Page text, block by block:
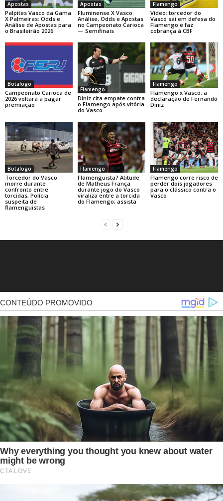
Apostas
Palpites Vasco da Gama
X Palmeiras: Odds e
Análise de Apostas para
o Brasileirão 2026
Apostas
Fluminense X Vasco:
Análise, Odds e Apostas
no Campeonato Carioca
— Semifinais
Flamengo
Vídeo: torcedor do
Vasco sai em defesa do
Flamengo e faz
cobrança à CBF
Botafogo
Campeonato Carioca de
2026 voltará a pagar
premiação
Flamengo
Diniz cita empate contra
o Flamengo após vitória
do Vasco
Flamengo
Flamengo x Vasco: a
declaração de Fernando
Diniz
Botafogo
Torcedor do Vasco
morre durante
confronto entre
torcidas; Polícia
suspeita de
flamenguistas
Flamengo
Flamenguista? Atitude
de Matheus França
durante jogo do Vasco
viraliza entre a torcida
do Flamengo; assista
Flamengo
Flamengo corre risco de
perder dois jogadores
para o clássico contra o
Vasco